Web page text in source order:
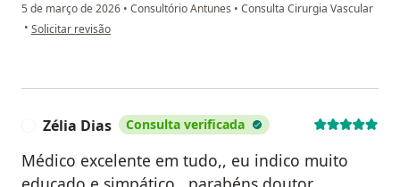
5 de março de 2026 • Consultório Antunes • Consulta Cirurgia Vascular
• na opinião do utilizador Vinícius da Rocha Jordão
Solicitar revisão
Zélia Dias Consulta verificada
Médico excelente em tudo,, eu indico muito